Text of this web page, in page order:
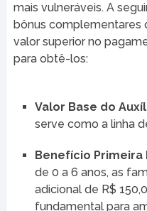
mais vulneráveis. A
bônus complementares
valor superior no
para obtê-los:
Valor Base do
serve como a linha
Benefício Primeira
de 0 a 6 anos, as
adicional de R$
fundamental para